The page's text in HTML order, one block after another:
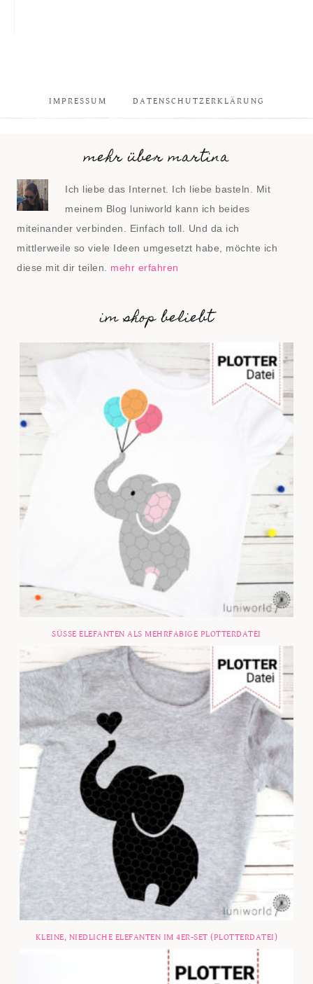
IMPRESSUM DATENSCHUTZERKLÄRUNG
mehr über martina
Ich liebe das Internet. Ich liebe basteln. Mit
meinem Blog luniworld kann ich beides
miteinander verbinden. Einfach toll. Und da ich
mittlerweile so viele Ideen umgesetzt habe, möchte ich
diese mit dir teilen. mehr erfahren
im shop beliebt
SÜSSE ELEFANTEN ALS MEHRFABIGE PLOTTERDATEI
KLEINE, NIEDLICHE ELEFANTEN IM 4ER-SET (PLOTTERDATEI)